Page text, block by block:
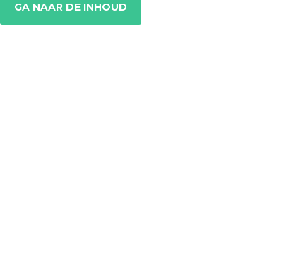
GA NAAR DE INHOUD